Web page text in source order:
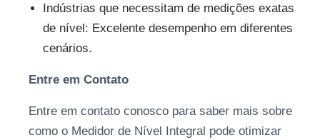
Indústrias que necessitam de medições exatas
de nível: Excelente desempenho em diferentes
cenários.
Entre em Contato
Entre em contato conosco para saber mais sobre
como o Medidor de Nível Integral pode otimizar